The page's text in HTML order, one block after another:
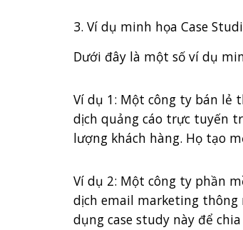
3. Ví dụ minh họa Case
Dưới đây là một số ví dụ
Ví dụ 1: Một công ty bán lẻ
dịch quảng cáo trực tuyến
lượng khách hàng. Họ tạo
Ví dụ 2: Một công ty phần
dịch email marketing thông
dụng case study này để